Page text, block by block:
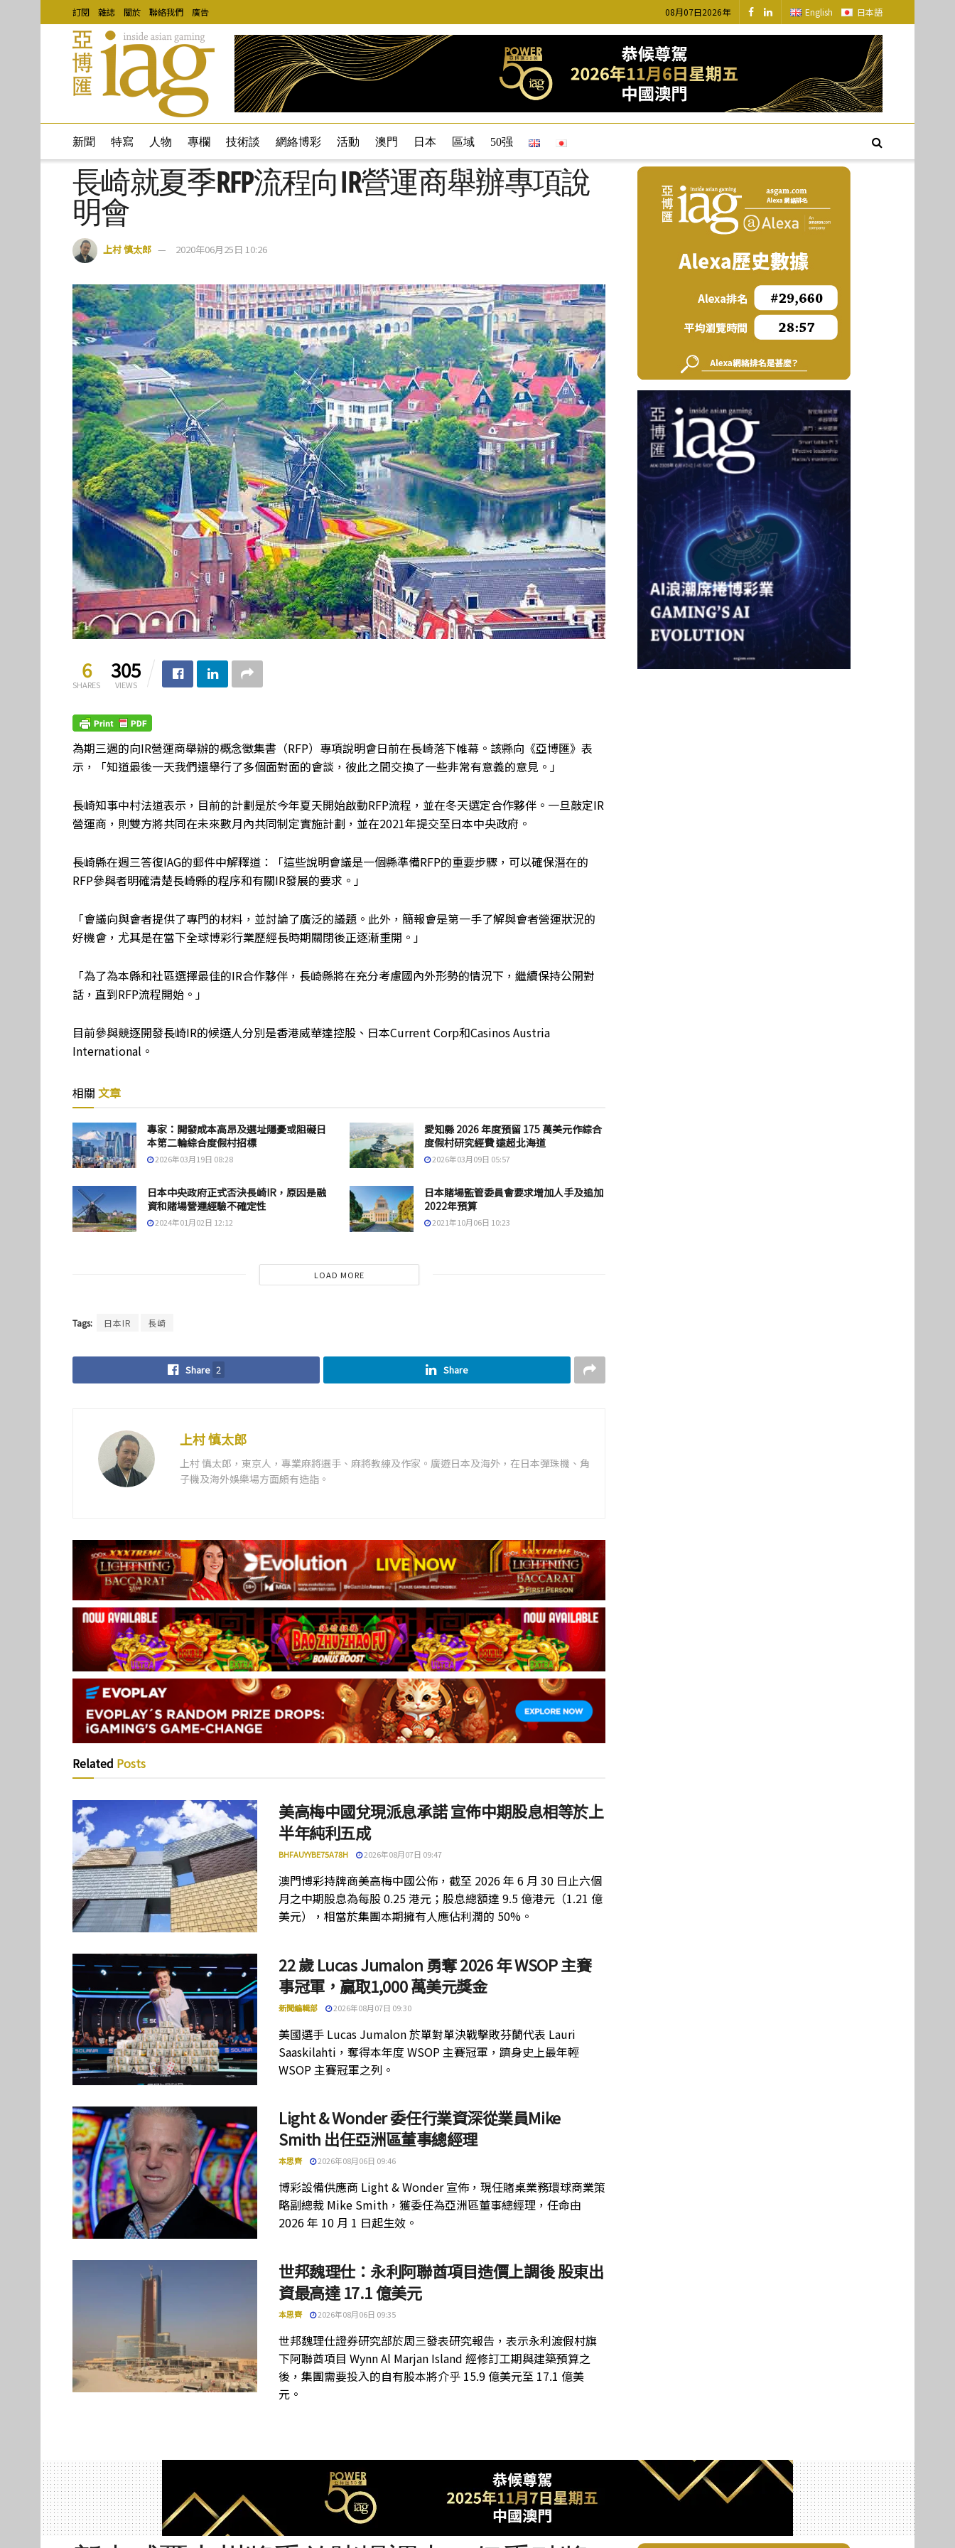
訂閱 雜誌 關於 聯絡我們 廣告 08月07日2026年 English 日本語
新聞 特寫 人物 專欄 技術談 網絡博彩 活動 澳門 日本 區域 50强
長崎就夏季RFP流程向IR營運商舉辦專項說
明會
上村 慎太郎 2020年06月25日 10:26
6
SHARES
305
VIEWS
為期三週的向IR營運商舉辦的概念徵集書（RFP）專項說明會日前在長崎落下帷幕。該縣向《亞博匯》表
示，「知道最後一天我們還舉行了多個面對面的會談，彼此之間交換了一些非常有意義的意見。」
長崎知事中村法道表示，目前的計劃是於今年夏天開始啟動RFP流程，並在冬天選定合作夥伴。一旦敲定IR
營運商，則雙方將共同在未來數月內共同制定實施計劃，並在2021年提交至日本中央政府。
長崎縣在週三答復IAG的郵件中解釋道：「這些說明會議是一個縣準備RFP的重要步驟，可以確保潛在的
RFP參與者明確清楚長崎縣的程序和有關IR發展的要求。」
「會議向與會者提供了專門的材料，並討論了廣泛的議題。此外，簡報會是第一手了解與會者營運狀況的
好機會，尤其是在當下全球博彩行業歷經長時期關閉後正逐漸重開。」
「為了為本縣和社區選擇最佳的IR合作夥伴，長崎縣將在充分考慮國內外形勢的情況下，繼續保持公開對
話，直到RFP流程開始。」
目前參與競逐開發長崎IR的候選人分別是香港威華達控股、日本Current Corp和Casinos Austria
International。
相關 文章
專家：開發成本高昂及選址隱憂或阻礙日
本第二輪綜合度假村招標
2026年03月19日 08:28
愛知縣 2026 年度預留 175 萬美元作綜合
度假村研究經費 遠超北海道
2026年03月09日 05:57
日本中央政府正式否決長崎IR，原因是融
資和賭場營運經驗不確定性
2024年01月02日 12:12
日本賭場監管委員會要求增加人手及追加
2022年預算
2021年10月06日 10:23
LOAD MORE
Tags: 日本IR 長崎
Share 2 Share
上村 慎太郎
上村 慎太郎，東京人，專業麻將選手、麻將教練及作家。廣遊日本及海外，在日本彈珠機、角
子機及海外娛樂場方面頗有造詣。
Related Posts
美高梅中國兌現派息承諾 宣佈中期股息相等於上
半年純利五成
BHFAUYYBE75A78H 2026年08月07日 09:47
澳門博彩持牌商美高梅中國公佈，截至 2026 年 6 月 30 日止六個
月之中期股息為每股 0.25 港元；股息總額達 9.5 億港元（1.21 億
美元），相當於集團本期擁有人應佔利潤的 50%。
22 歲 Lucas Jumalon 勇奪 2026 年 WSOP 主賽
事冠軍，贏取1,000 萬美元獎金
新聞編輯部 2026年08月07日 09:30
美國選手 Lucas Jumalon 於單對單決戰擊敗芬蘭代表 Lauri
Saaskilahti，奪得本年度 WSOP 主賽冠軍，躋身史上最年輕
WSOP 主賽冠軍之列。
Light & Wonder 委任行業資深從業員Mike
Smith 出任亞洲區董事總經理
本思齊 2026年08月06日 09:46
博彩設備供應商 Light & Wonder 宣佈，現任賭桌業務環球商業策
略副總裁 Mike Smith，獲委任為亞洲區董事總經理，任命由
2026 年 10 月 1 日起生效。
世邦魏理仕：永利阿聯酋項目造價上調後 股東出
資最高達 17.1 億美元
本思齊 2026年08月06日 09:35
世邦魏理仕證券研究部於周三發表研究報告，表示永利渡假村旗
下阿聯酋項目 Wynn Al Marjan Island 經修訂工期與建築預算之
後，集團需要投入的自有股本將介乎 15.9 億美元至 17.1 億美
元。